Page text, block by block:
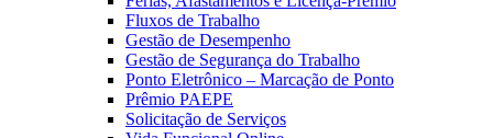
Fluxos de Trabalho
Gestão de Desempenho
Gestão de Segurança do Trabalho
Ponto Eletrônico – Marcação de Ponto
Prêmio PAEPE
Solicitação de Serviços